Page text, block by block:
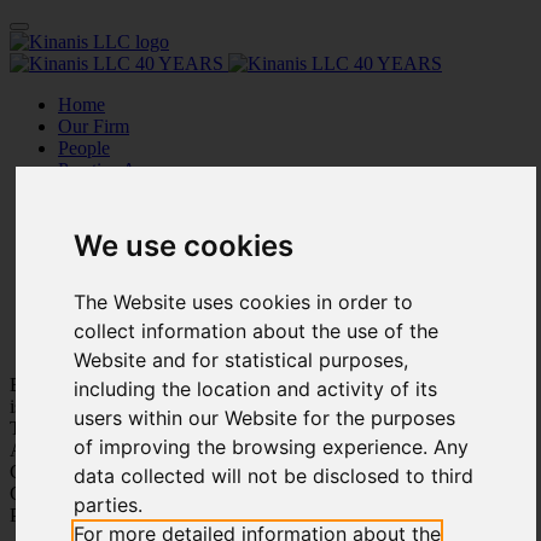
We use cookies
The Website uses cookies in order to
collect information about the use of the
Website and for statistical purposes,
including the location and activity of its
users within our Website for the purposes
of improving the browsing experience. Any
data collected will not be disclosed to third
parties.
For more detailed information about the
Home
Our Firm
People
Practice Areas
Affiliated Companies
Publications
Social Events
Careers
Contact us
Being part of your story
is our pride
Trustworthiness
Adaptation
Customer Care
Care for Each Other
Personal Growth